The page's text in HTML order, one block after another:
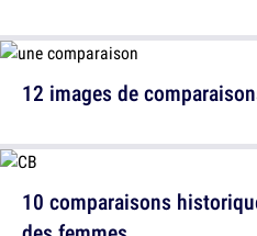
10 comparaisons
12 images de